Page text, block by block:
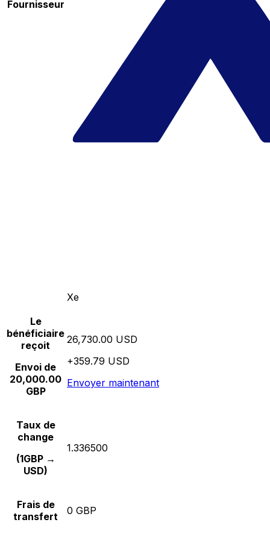
Fournisseur
Xe
Le
bénéficiaire
reçoit
Envoi de
20,000.00
GBP
26,730.00 USD
+359.79 USD
Envoyer maintenant
Taux de
change
(1GBP →
USD)
1.336500
Frais de
transfert
0 GBP